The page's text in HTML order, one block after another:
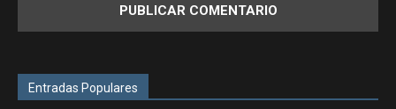
Entradas Populares